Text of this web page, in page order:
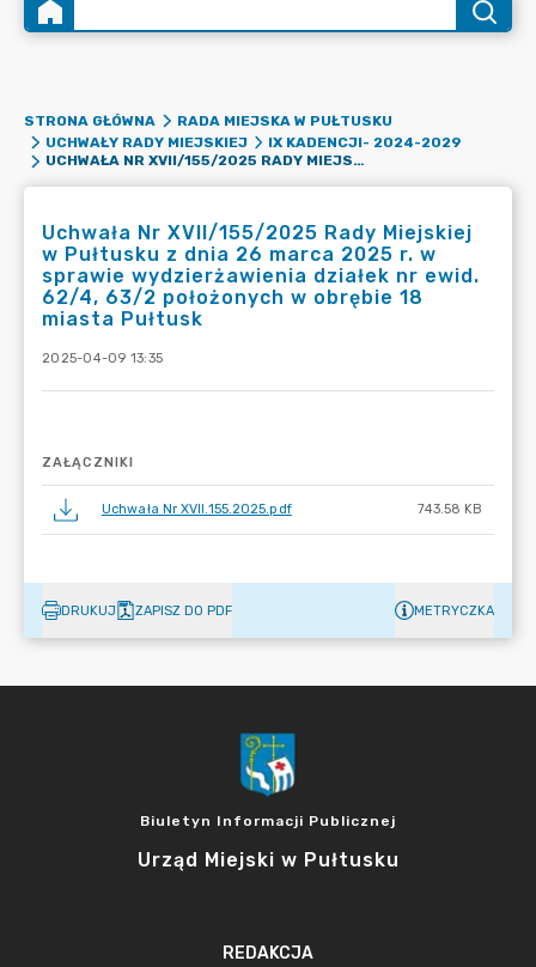
STRONA GŁÓWNA
RADA MIEJSKA W PUŁTUSKU
UCHWAŁY RADY MIEJSKIEJ
IX KADENCJI- 2024-2029
UCHWAŁA NR XVII/155/2025 RADY MIEJSKIEJ W PUŁTUSKU Z DNIA 26 MARCA 2025 R. W SPRAWIE WYDZIERŻAWIENIA DZIAŁEK NR EWID. 62/4, 63/2 POŁOŻONYCH W OBRĘBIE 18 MIASTA PUŁTUSK
Uchwała Nr XVII/155/2025 Rady Miejskiej
w Pułtusku z dnia 26 marca 2025 r. w
sprawie wydzierżawienia działek nr ewid.
62/4, 63/2 położonych w obrębie 18
miasta Pułtusk
2025-04-09 13:35
ZAŁĄCZNIKI
Uchwała Nr XVII.155.2025.pdf 743.58 KB
DRUKUJ ZAPISZ DO PDF METRYCZKA
Biuletyn Informacji Publicznej
Urząd Miejski w Pułtusku
REDAKCJA